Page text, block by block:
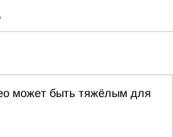
может быть тяжёлым для